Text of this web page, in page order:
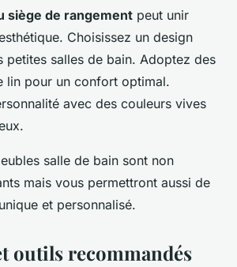
siège de rangement peut unir
Choisissez un design
petites salles de bain. Adoptez des
lin pour un confort optimal.
avec des couleurs vives
salle de bain sont non
mais vous permettront aussi de
et personnalisé.
outils recommandés